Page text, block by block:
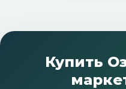
Купить